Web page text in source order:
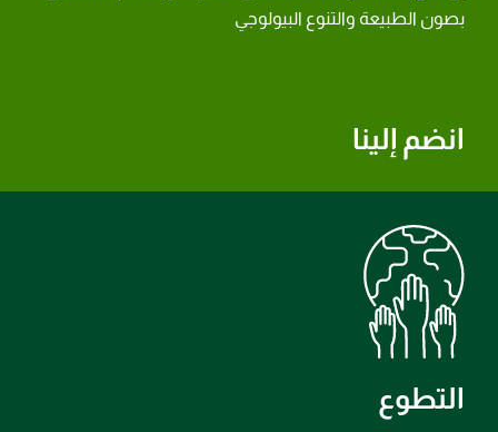
انضم إلينا
بصون الطبيعة والتنوع البيولوجي
التطوع